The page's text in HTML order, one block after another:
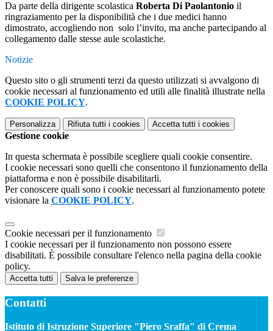
Da parte della dirigente scolastica Roberta Di Paolantonio il
ringraziamento per la disponibilità che i due medici hanno
dimostrato, accogliendo non solo l’invito, ma anche partecipando al
collegamento dalle stesse aule scolastiche.
Notizie
Questo sito o gli strumenti terzi da questo utilizzati si avvalgono di
cookie necessari al funzionamento ed utili alle finalità illustrate nella
COOKIE POLICY.
Personalizza Rifiuta tutti i cookies Accetta tutti i cookies
Gestione cookie
In questa schermata è possibile scegliere quali cookie consentire.
I cookie necessari sono quelli che consentono il funzionamento della
piattaforma e non è possibile disabilitarli.
Per conoscere quali sono i cookie necessari al funzionamento potete
visionare la COOKIE POLICY.
Cookie necessari per il funzionamento
I cookie necessari per il funzionamento non possono essere
disabilitati. È possibile consultare l'elenco nella pagina della cookie
policy.
Accetta tutti Salva le preferenze
Contatti
Istituto di Istruzione Superiore "Piero Sraffa" di Crema